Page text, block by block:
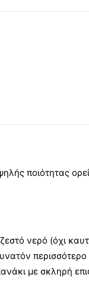
ποιότητας
νερό (όχι
με σκληρή